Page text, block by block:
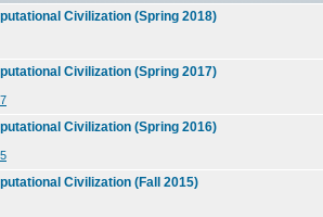
Civilization (Spring 2018)
Civilization (Spring 2017)
Civilization (Spring 2016)
Civilization (Fall 2015)